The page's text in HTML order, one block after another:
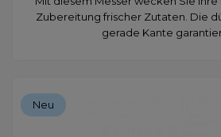
Zubereitung frischer Zutaten. Die
gerade Kante
Neu